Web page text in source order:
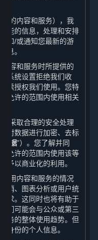
购的内容和服务），我
能的信息，处理和安排
和/或通知您最新的游
息。
内容和服务时所提供的
系统设置拒绝我们收
续授权我们使用。您特
允许的范围内使用相关
会采取合理的安全处理
对数据进行加密、去标
数据”）。您了解并同
允许的范围内使用该等
予以商业化的利用。
使用内容和服务的情况
销、图表分析或用户统
求。这同时也将有助于
们可能会与公众或第三
务的整体使用趋势。但
身份的个人信息。